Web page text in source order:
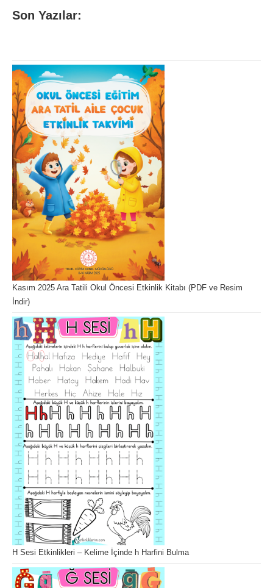
Son Yazılar:
Kasım 2025 Ara Tatili Okul Öncesi Etkinlik Kitabı (PDF ve Resim
İndir)
H Sesi Etkinlikleri – Kelime İçinde h Harfini Bulma